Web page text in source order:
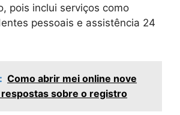
pois inclui serviços como
pessoais e assistência 24
Como abrir mei online nove
sobre o registro